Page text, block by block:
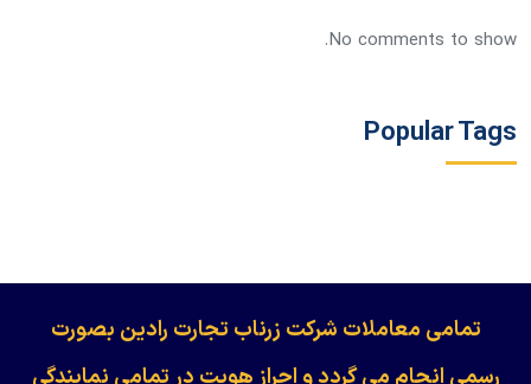
No comments to show.
Popular Tags
​​​​​​تمامی معاملات شرکت زرناب تجارت رادین بصورت
رسمی انجام می گردد و احراز هویت در تمامی نمایندگی